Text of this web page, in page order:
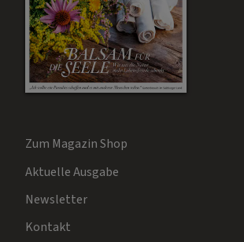
Zum Magazin Shop
Aktuelle Ausgabe
Newsletter
Kontakt